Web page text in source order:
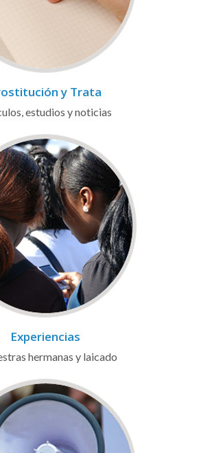
y Trata
estudios y noticias
Experiencias
hermanas y laicado